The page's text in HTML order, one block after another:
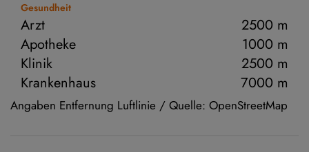
Gesundheit
Arzt
2500 m
Apotheke
1000 m
Klinik
2500 m
Krankenhaus
7000 m
Angaben Entfernung Luftlinie / Quelle: OpenStreetMap